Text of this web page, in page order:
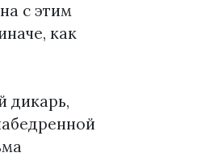
с этим
как
дикарь,